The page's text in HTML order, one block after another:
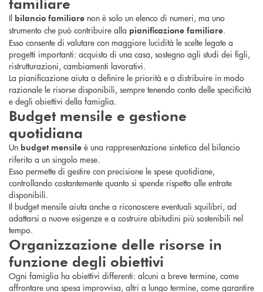
Il bilancio familiare non è solo un elenco di numeri, ma uno
strumento che può contribuire alla pianificazione familiare.
Esso consente di valutare con maggiore lucidità le scelte legate a
progetti importanti: acquisto di una casa, sostegno agli studi dei figli,
ristrutturazioni, cambiamenti lavorativi.
La pianificazione aiuta a definire le priorità e a distribuire in modo
razionale le risorse disponibili, sempre tenendo conto delle specificità
e degli obiettivi della famiglia.
Budget mensile e gestione
quotidiana
Un budget mensile è una rappresentazione sintetica del bilancio
riferito a un singolo mese.
Esso permette di gestire con precisione le spese quotidiane,
controllando costantemente quanto si spende rispetto alle entrate
disponibili.
Il budget mensile aiuta anche a riconoscere eventuali squilibri, ad
adattarsi a nuove esigenze e a costruire abitudini più sostenibili nel
tempo.
Organizzazione delle risorse in
funzione degli obiettivi
Ogni famiglia ha obiettivi differenti: alcuni a breve termine, come
affrontare una spesa improvvisa, altri a lungo termine, come garantire